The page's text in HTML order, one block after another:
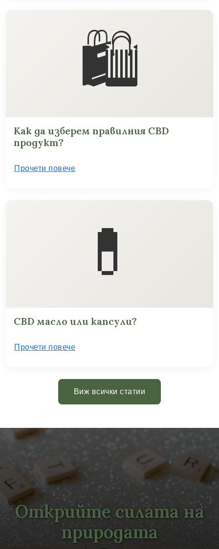
🛍️
Как да изберем правилния CBD
продукт?
Прочети повече
💊
CBD масло или капсули?
Прочети повече
Виж всички статии
Открийте силата на
природата